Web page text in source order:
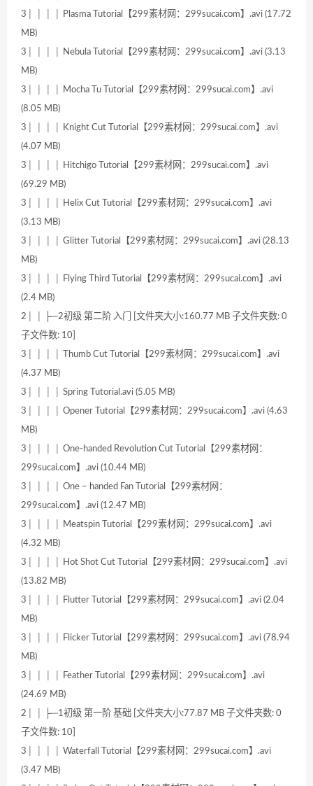
3│ │ │ │ Plasma Tutorial【299素材网：299sucai.com】.avi (17.72
MB)
3│ │ │ │ Nebula Tutorial【299素材网：299sucai.com】.avi (3.13
MB)
3│ │ │ │ Mocha Tu Tutorial【299素材网：299sucai.com】.avi
(8.05 MB)
3│ │ │ │ Knight Cut Tutorial【299素材网：299sucai.com】.avi
(4.07 MB)
3│ │ │ │ Hitchigo Tutorial【299素材网：299sucai.com】.avi
(69.29 MB)
3│ │ │ │ Helix Cut Tutorial【299素材网：299sucai.com】.avi
(3.13 MB)
3│ │ │ │ Glitter Tutorial【299素材网：299sucai.com】.avi (28.13
MB)
3│ │ │ │ Flying Third Tutorial【299素材网：299sucai.com】.avi
(2.4 MB)
2│ │ ├─2初级 第二阶 入门 [文件夹大小:160.77 MB 子文件夹数: 0
子文件数: 10]
3│ │ │ │ Thumb Cut Tutorial【299素材网：299sucai.com】.avi
(4.37 MB)
3│ │ │ │ Spring Tutorial.avi (5.05 MB)
3│ │ │ │ Opener Tutorial【299素材网：299sucai.com】.avi (4.63
MB)
3│ │ │ │ One-handed Revolution Cut Tutorial【299素材网：
299sucai.com】.avi (10.44 MB)
3│ │ │ │ One – handed Fan Tutorial【299素材网：
299sucai.com】.avi (12.47 MB)
3│ │ │ │ Meatspin Tutorial【299素材网：299sucai.com】.avi
(4.32 MB)
3│ │ │ │ Hot Shot Cut Tutorial【299素材网：299sucai.com】.avi
(13.82 MB)
3│ │ │ │ Flutter Tutorial【299素材网：299sucai.com】.avi (2.04
MB)
3│ │ │ │ Flicker Tutorial【299素材网：299sucai.com】.avi (78.94
MB)
3│ │ │ │ Feather Tutorial【299素材网：299sucai.com】.avi
(24.69 MB)
2│ │ ├─1初级 第一阶 基础 [文件夹大小:77.87 MB 子文件夹数: 0
子文件数: 10]
3│ │ │ │ Waterfall Tutorial【299素材网：299sucai.com】.avi
(3.47 MB)